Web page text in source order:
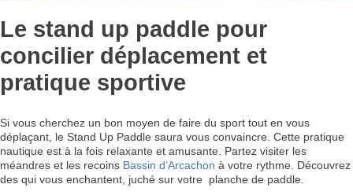
Le stand up paddle pour
concilier déplacement et
pratique sportive
Si vous cherchez un bon moyen de faire du sport tout en vous
déplaçant, le Stand Up Paddle saura vous convaincre. Cette pratique
nautique est à la fois relaxante et amusante. Partez visiter les
méandres et les recoins Bassin d’Arcachon à votre rythme. Découvrez
des qui vous enchantent, juché sur votre planche de paddle.